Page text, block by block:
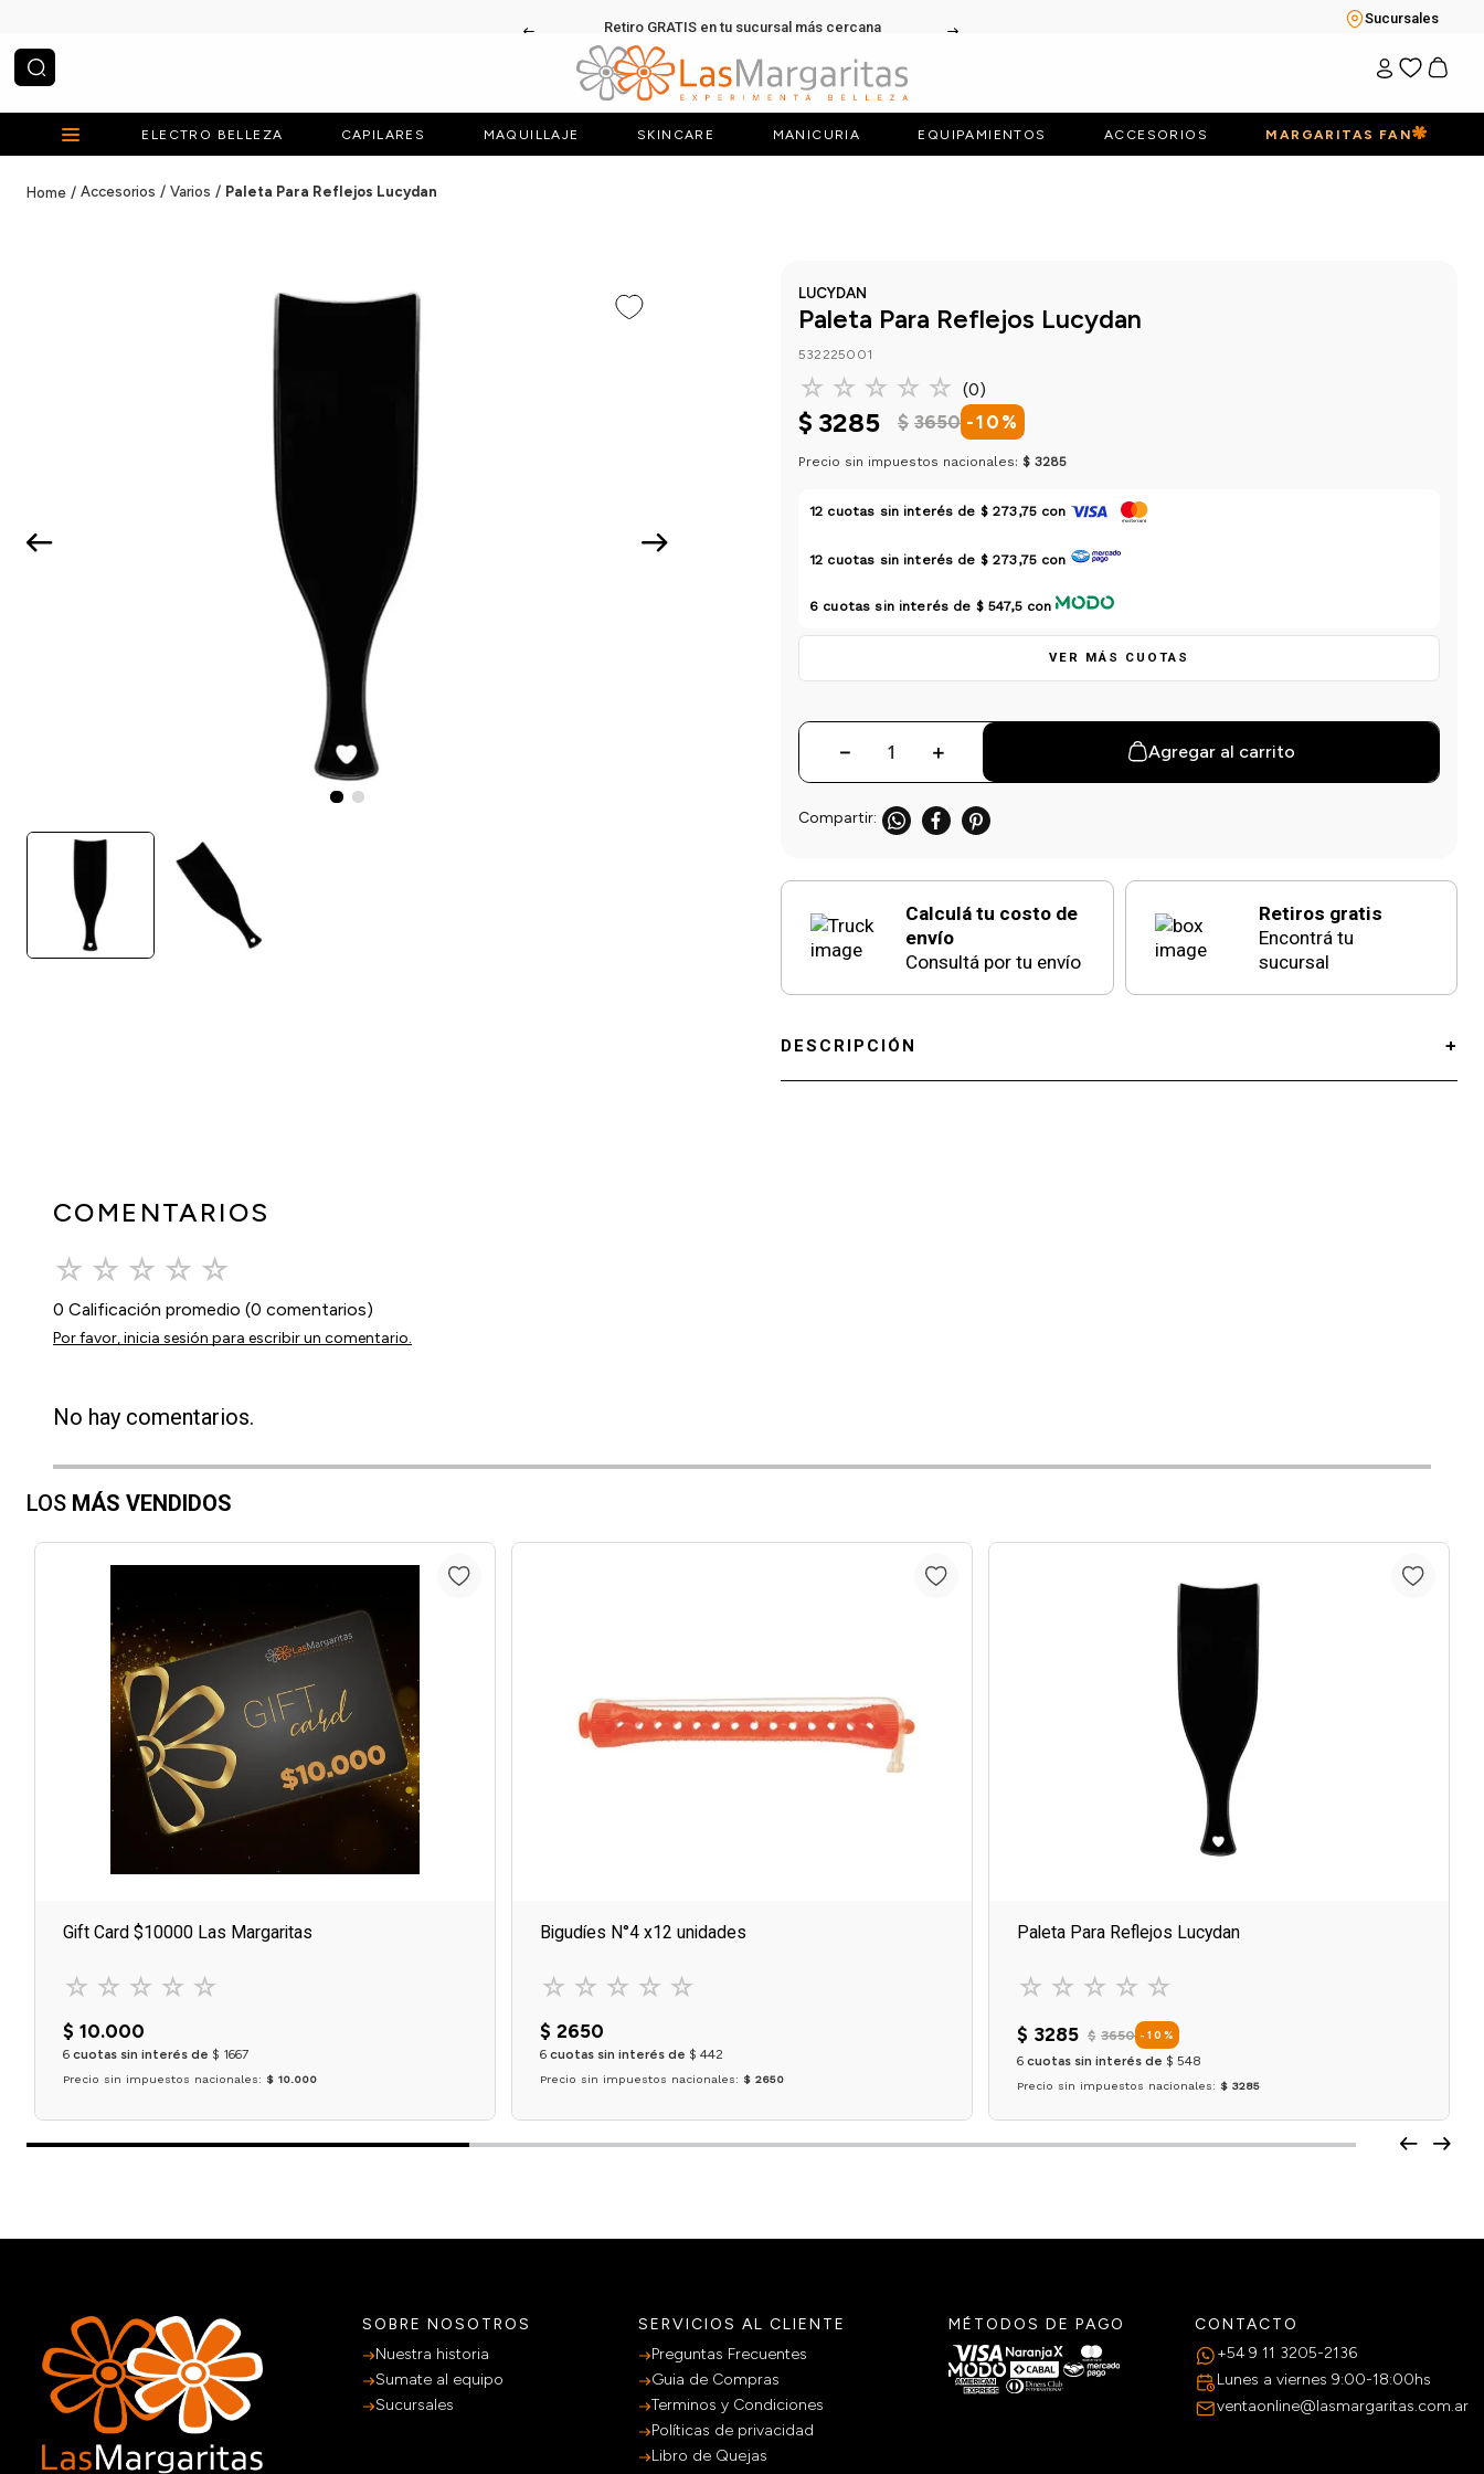
Retiro GRATIS en tu sucursal más cercana
Sucursales
¿Qué estás buscando?
ELECTRO BELLEZA CAPILARES MAQUILLAJE SKINCARE MANICURIA EQUIPAMIENTOS ACCESORIOS MARGARITAS FAN
Accesorios Varios Paleta Para Reflejos Lucydan
LUCYDAN
Paleta Para Reflejos Lucydan
532225001
☆ ☆ ☆ ☆ ☆ (0)
$ 3285 $ 3650 -10 %
Precio sin impuestos nacionales: $ 3285
12 cuotas sin interés de $ 273,75con
12 cuotas sin interés de $ 273,75con
6 cuotas sin interés de $ 547,5con
VER MÁS CUOTAS
＋
－ Agregar al carrito
Calculá tu costo de
envío
Consultá por tu envío
Retiros gratis
Encontrá tu
sucursal
DESCRIPCIÓN
COMENTARIOS
☆ ☆ ☆ ☆ ☆
0 Calificación promedio (0 comentarios)
Por favor, inicia sesión para escribir un comentario.
No hay comentarios.
LOS MÁS VENDIDOS
Gift Card $10000 Las Margaritas
☆ ☆ ☆ ☆ ☆
$ 10.000
6 cuotas sin interés de $ 1667
Precio sin impuestos nacionales: $ 10.000
Bigudíes N°4 x12 unidades
☆ ☆ ☆ ☆ ☆
$ 2650
6 cuotas sin interés de $ 442
Precio sin impuestos nacionales: $ 2650
Paleta Para Reflejos Lucydan
☆ ☆ ☆ ☆ ☆
$ 3285 $ 3650 - 10 %
6 cuotas sin interés de $ 548
Precio sin impuestos nacionales: $ 3285
SOBRE NOSOTROS
Nuestra historia
Sumate al equipo
Sucursales
SERVICIOS AL CLIENTE
Preguntas Frecuentes
Guia de Compras
Terminos y Condiciones
Políticas de privacidad
Libro de Quejas
MÉTODOS DE PAGO
CONTACTO
+54 9 11 3205-2136
Lunes a viernes 9:00-18:00hs
ventaonline@lasmargaritas.com.ar